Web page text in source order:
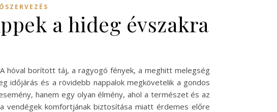
a hideg évszakra
hóval borított táj, a ragyogó fények, a meghitt melegség
időjárás és a rövidebb nappalok megkövetelik a gondos
hanem egy olyan élmény, ahol a természet és az
vendégek komfortjának biztosítása miatt érdemes előre